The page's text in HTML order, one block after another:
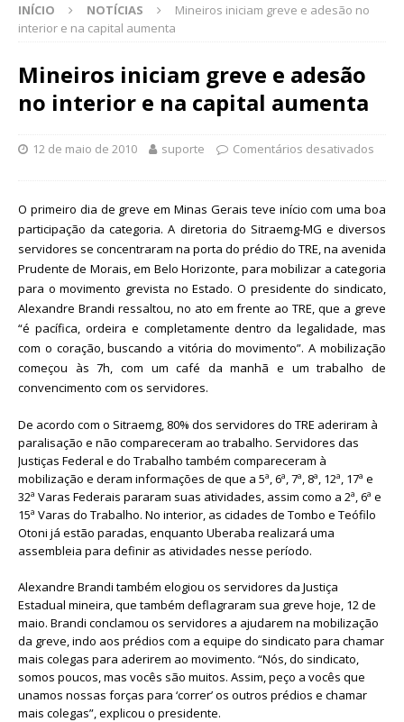
INÍCIO NOTÍCIAS
Mineiros iniciam greve e adesão no
interior e na capital aumenta
Mineiros iniciam greve e adesão
no interior e na capital aumenta
12 de maio de 2010 suporte Comentários desativados
O primeiro dia de greve em Minas Gerais teve início com uma boa
participação da categoria. A diretoria do Sitraemg-MG e diversos
servidores se concentraram na porta do prédio do TRE, na avenida
Prudente de Morais, em Belo Horizonte, para mobilizar a categoria
para o movimento grevista no Estado. O presidente do sindicato,
Alexandre Brandi ressaltou, no ato em frente ao TRE, que a greve
“é pacífica, ordeira e completamente dentro da legalidade, mas
com o coração, buscando a vitória do movimento”. A mobilização
começou às 7h, com um café da manhã e um trabalho de
convencimento com os servidores.
De acordo com o Sitraemg, 80% dos servidores do TRE aderiram à
paralisação e não compareceram ao trabalho. Servidores das
Justiças Federal e do Trabalho também compareceram à
mobilização e deram informações de que a 5ª, 6ª, 7ª, 8ª, 12ª, 17ª e
32ª Varas Federais pararam suas atividades, assim como a 2ª, 6ª e
15ª Varas do Trabalho. No interior, as cidades de Tombo e Teófilo
Otoni já estão paradas, enquanto Uberaba realizará uma
assembleia para definir as atividades nesse período.
Alexandre Brandi também elogiou os servidores da Justiça
Estadual mineira, que também deflagraram sua greve hoje, 12 de
maio. Brandi conclamou os servidores a ajudarem na mobilização
da greve, indo aos prédios com a equipe do sindicato para chamar
mais colegas para aderirem ao movimento. “Nós, do sindicato,
somos poucos, mas vocês são muitos. Assim, peço a vocês que
unamos nossas forças para ‘correr’ os outros prédios e chamar
mais colegas”, explicou o presidente.